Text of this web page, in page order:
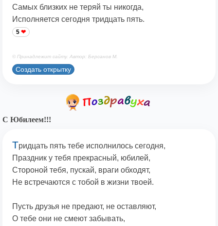
Самых близких не теряй ты никогда,
Исполняется сегодня тридцать пять.
5
© Принадлежит сайту. Автор: Берсанов М.
Создать открытку
С Юбилеем!!!
Тридцать пять тебе исполнилось сегодня,
Праздник у тебя прекрасный, юбилей,
Стороной тебя, пускай, враги обходят,
Не встречаются с тобой в жизни твоей.
Пусть друзья не предают, не оставляют,
О тебе они не смеют забывать,